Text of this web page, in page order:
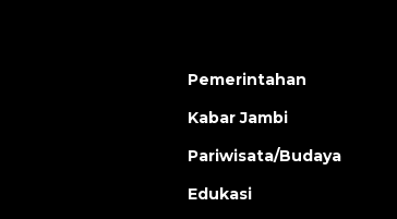
Pemerintahan
Kabar Jambi
Pariwisata/Budaya
Edukasi